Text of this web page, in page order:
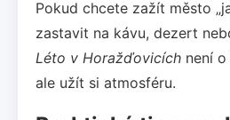
Pokud chcete zažít město
zastavit na kávu, dezert
Léto v Horažďovicích není
ale užít si atmosféru.